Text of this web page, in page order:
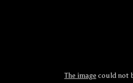
The image could not